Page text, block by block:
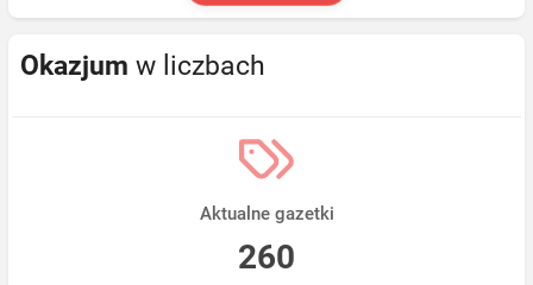
Okazjum w liczbach
Aktualne gazetki
260